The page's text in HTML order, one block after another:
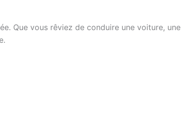
Que vous rêviez de conduire une voiture,